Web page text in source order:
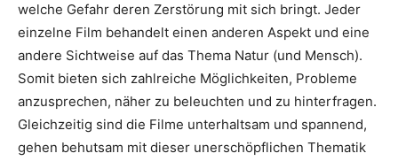
welche Gefahr deren Zerstörung mit sich bringt. Jeder
einzelne Film behandelt einen anderen Aspekt und eine
andere Sichtweise auf das Thema Natur (und Mensch).
Somit bieten sich zahlreiche Möglichkeiten, Probleme
anzusprechen, näher zu beleuchten und zu hinterfragen.
Gleichzeitig sind die Filme unterhaltsam und spannend,
gehen behutsam mit dieser unerschöpflichen Thematik